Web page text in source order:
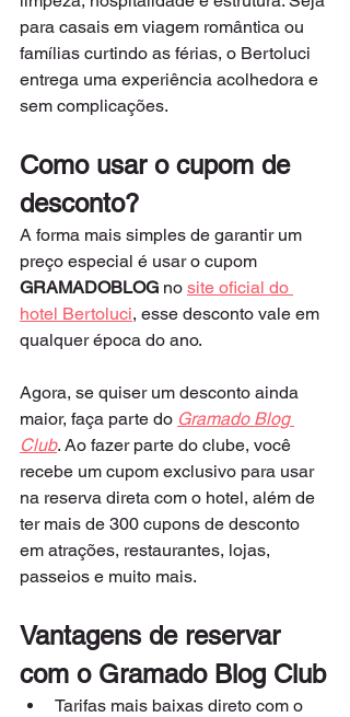
para casais em viagem romântica ou
famílias curtindo as férias, o Bertoluci
entrega uma experiência acolhedora e
sem complicações.
Como usar o cupom de
desconto?
A forma mais simples de garantir um
preço especial é usar o cupom
GRAMADOBLOG no site oficial do
hotel Bertoluci, esse desconto vale em
qualquer época do ano.
Agora, se quiser um desconto ainda
maior, faça parte do Gramado Blog
Club. Ao fazer parte do clube, você
recebe um cupom exclusivo para usar
na reserva direta com o hotel, além de
ter mais de 300 cupons de desconto
em atrações, restaurantes, lojas,
passeios e muito mais.
Vantagens de reservar
com o Gramado Blog Club
Tarifas mais baixas direto com o